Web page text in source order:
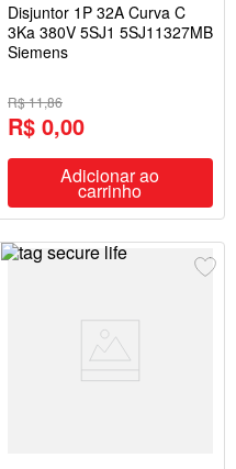
Disjuntor 1P 32A Curva C
3Ka 380V 5SJ1 5SJ11327MB
Siemens
R$ 11,86
R$ 0,00
Adicionar ao
carrinho